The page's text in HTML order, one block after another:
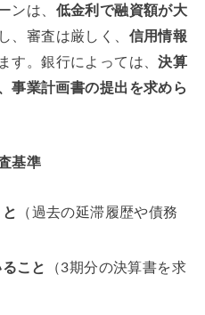
ンは、 低金利で融資額が大
、審査は厳しく、 信用情報
す。銀行によっては、決算
事業計画書の提出を求めら
基準
（過去の延滞履歴や債務
こと
（3期分の決算書を求